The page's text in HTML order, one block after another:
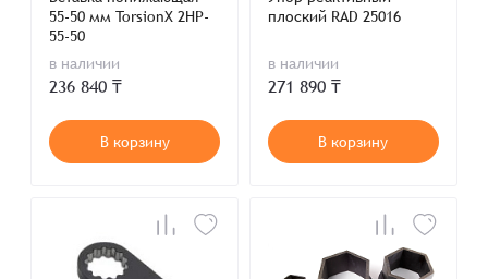
55-50 мм TorsionX 2HP-
55-50
в наличии
236 840 ₸
В корзину
плоский RAD 25016
в наличии
271 890 ₸
В корзину